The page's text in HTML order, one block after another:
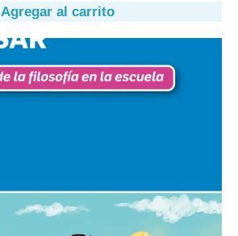
Agregar al carrito